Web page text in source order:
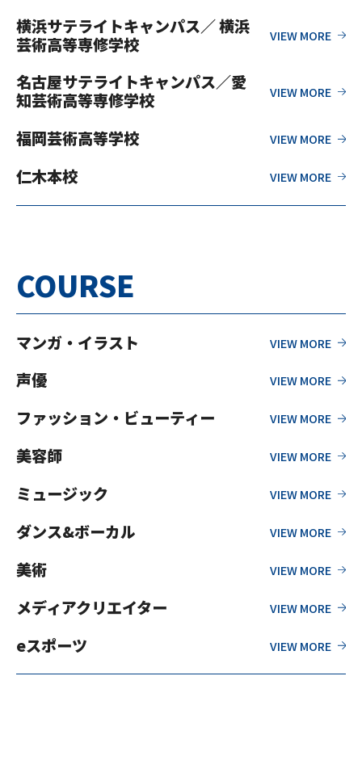
横浜サテライトキャンパス／ 横浜
芸術高等専修学校
名古屋サテライトキャンパス／愛
知芸術高等専修学校
福岡芸術高等学校
仁木本校
COURSE
マンガ・イラスト
声優
ファッション・ビューティー
美容師
ミュージック
ダンス&ボーカル
美術
メディアクリエイター
eスポーツ